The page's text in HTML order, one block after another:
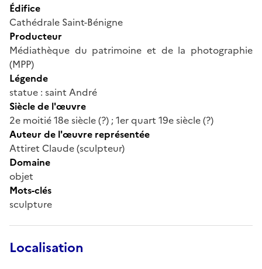
Édifice
Cathédrale Saint-Bénigne
Producteur
Médiathèque du patrimoine et de la photographie
(MPP)
Légende
statue : saint André
Siècle de l'œuvre
2e moitié 18e siècle (?) ; 1er quart 19e siècle (?)
Auteur de l'œuvre représentée
Attiret Claude (sculpteur)
Domaine
objet
Mots-clés
sculpture
Localisation